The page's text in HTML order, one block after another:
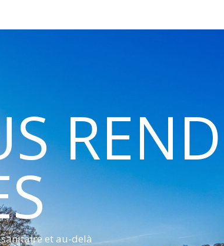
et au-delà